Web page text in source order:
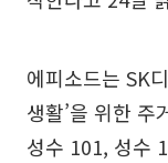
에피소드는 SK
생활’을 위한
성수 101, 성수